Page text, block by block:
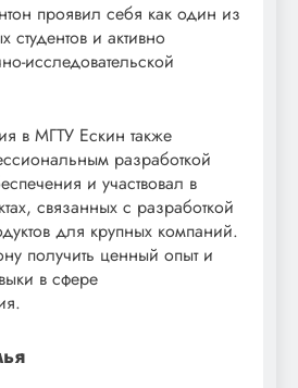
проявил себя как один из
студентов и активно
исследовательской
в МГТУ Ескин также
разработкой
и участвовал в
связанных с разработкой
для крупных компаний.
получить ценный опыт и
в сфере